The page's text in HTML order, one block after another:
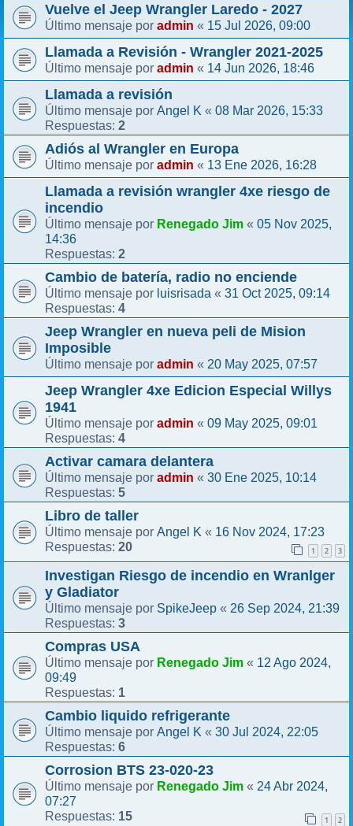
Vuelve el Jeep Wrangler Laredo - 2027
Último mensaje por admin « 15 Jul 2026, 09:00
Llamada a Revisión - Wrangler 2021-2025
Último mensaje por admin « 14 Jun 2026, 18:46
Llamada a revisión
Último mensaje por Angel K « 08 Mar 2026, 15:33
Respuestas: 2
Adiós al Wrangler en Europa
Último mensaje por admin « 13 Ene 2026, 16:28
Llamada a revisión wrangler 4xe riesgo de
incendio
Último mensaje por Renegado Jim « 05 Nov 2025,
14:36
Respuestas: 2
Cambio de batería, radio no enciende
Último mensaje por luisrisada « 31 Oct 2025, 09:14
Respuestas: 4
Jeep Wrangler en nueva peli de Mision
Imposible
Último mensaje por admin « 20 May 2025, 07:57
Jeep Wrangler 4xe Edicion Especial Willys
1941
Último mensaje por admin « 09 May 2025, 09:01
Respuestas: 4
Activar camara delantera
Último mensaje por admin « 30 Ene 2025, 10:14
Respuestas: 5
Libro de taller
Último mensaje por Angel K « 16 Nov 2024, 17:23
Respuestas: 20 1 2 3
Investigan Riesgo de incendio en Wranlger
y Gladiator
Último mensaje por SpikeJeep « 26 Sep 2024, 21:39
Respuestas: 3
Compras USA
Último mensaje por Renegado Jim « 12 Ago 2024,
09:49
Respuestas: 1
Cambio liquido refrigerante
Último mensaje por Angel K « 30 Jul 2024, 22:05
Respuestas: 6
Corrosion BTS 23-020-23
Último mensaje por Renegado Jim « 24 Abr 2024,
07:27
Respuestas: 15 1 2